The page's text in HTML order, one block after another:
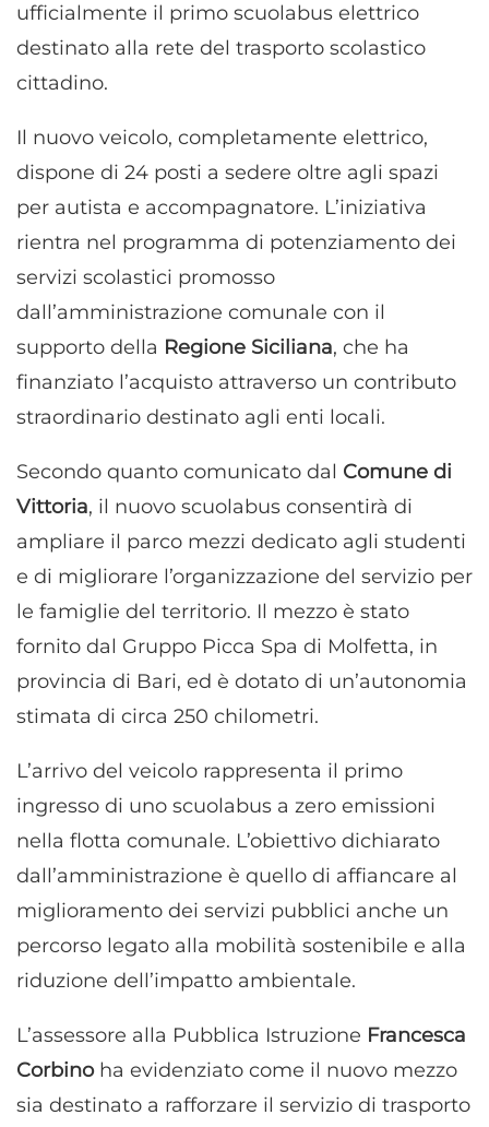
ufficialmente il primo scuolabus elettrico
destinato alla rete del trasporto scolastico
cittadino.
Il nuovo veicolo, completamente elettrico,
dispone di 24 posti a sedere oltre agli spazi
per autista e accompagnatore. L’iniziativa
rientra nel programma di potenziamento dei
servizi scolastici promosso
dall’amministrazione comunale con il
supporto della Regione Siciliana, che ha
finanziato l’acquisto attraverso un contributo
straordinario destinato agli enti locali.
Secondo quanto comunicato dal Comune di
Vittoria, il nuovo scuolabus consentirà di
ampliare il parco mezzi dedicato agli studenti
e di migliorare l’organizzazione del servizio per
le famiglie del territorio. Il mezzo è stato
fornito dal Gruppo Picca Spa di Molfetta, in
provincia di Bari, ed è dotato di un’autonomia
stimata di circa 250 chilometri.
L’arrivo del veicolo rappresenta il primo
ingresso di uno scuolabus a zero emissioni
nella flotta comunale. L’obiettivo dichiarato
dall’amministrazione è quello di affiancare al
miglioramento dei servizi pubblici anche un
percorso legato alla mobilità sostenibile e alla
riduzione dell’impatto ambientale.
L’assessore alla Pubblica Istruzione Francesca
Corbinoha evidenziato come il nuovo mezzo
sia destinato a rafforzare il servizio di trasporto